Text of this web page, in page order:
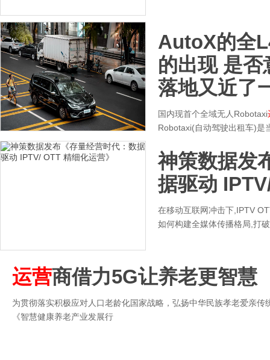
AutoX的全
的出现 是
落地又近了
国内现首个全域无人Robotaxi
Robotaxi(自动驾驶出租车)是
神策数据发
据驱动
在移动互联网冲击下,IPTV
如何构建全媒体传播格局,打
运营商借力5G让养老更智慧
为贯彻落实积极应对人口老龄化国家战略，弘扬中华民族孝老爱亲
《智慧健康养老产业发展行